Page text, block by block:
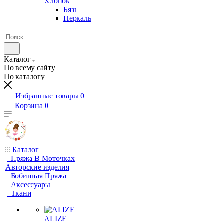
Бязь
Перкаль
Каталог
По всему сайту
По каталогу
Избранные товары 0
Корзина 0
Каталог
Пряжа В Моточках
Авторские изделия
Бобинная Пряжа
Аксессуары
Ткани
ALIZE